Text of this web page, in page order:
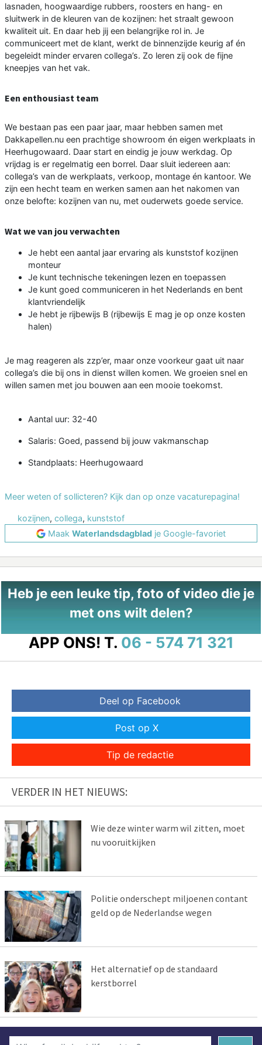
lasnaden, hoogwaardige rubbers, roosters en hang- en
sluitwerk in de kleuren van de kozijnen: het straalt gewoon
kwaliteit uit. En daar heb jij een belangrijke rol in. Je
communiceert met de klant, werkt de binnenzijde keurig af én
begeleidt minder ervaren collega’s. Zo leren zij ook de fijne
kneepjes van het vak.
Een enthousiast team
We bestaan pas een paar jaar, maar hebben samen met
Dakkapellen.nu een prachtige showroom én eigen werkplaats in
Heerhugowaard. Daar start en eindig je jouw werkdag. Op
vrijdag is er regelmatig een borrel. Daar sluit iedereen aan:
collega’s van de werkplaats, verkoop, montage én kantoor. We
zijn een hecht team en werken samen aan het nakomen van
onze belofte: kozijnen van nu, met ouderwets goede service.
Wat we van jou verwachten
Je hebt een aantal jaar ervaring als kunststof kozijnen
monteur
Je kunt technische tekeningen lezen en toepassen
Je kunt goed communiceren in het Nederlands en bent
klantvriendelijk
Je hebt je rijbewijs B (rijbewijs E mag je op onze kosten
halen)
Je mag reageren als zzp’er, maar onze voorkeur gaat uit naar
collega’s die bij ons in dienst willen komen. We groeien snel en
willen samen met jou bouwen aan een mooie toekomst.
Aantal uur: 32-40
Salaris: Goed, passend bij jouw vakmanschap
Standplaats: Heerhugowaard
Meer weten of sollicteren? Kijk dan op onze vacaturepagina!
kozijnen, collega, kunststof
Maak Waterlandsdagblad je Google-favoriet
Heb je een leuke tip, foto of video die je
met ons wilt delen?
APP ONS! T. 06 - 574 71 321
Deel op Facebook
Post op X
Tip de redactie
VERDER IN HET NIEUWS:
Wie deze winter warm wil zitten, moet
nu vooruitkijken
Politie onderschept miljoenen contant
geld op de Nederlandse wegen
Het alternatief op de standaard
kerstborrel